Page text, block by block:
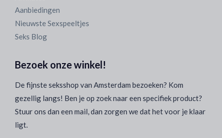
Aanbiedingen
Nieuwste Sexspeeltjes
Seks Blog
Bezoek onze winkel!
De fijnste seksshop van Amsterdam bezoeken? Kom
gezellig langs! Ben je op zoek naar een specifiek product?
Stuur ons dan een mail, dan zorgen we dat het voor je klaar
ligt.